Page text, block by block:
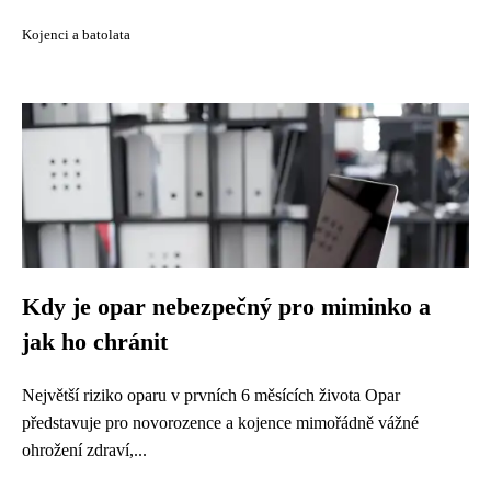
Kojenci a batolata
Kdy je opar nebezpečný pro miminko a
jak ho chránit
Největší riziko oparu v prvních 6 měsících života Opar
představuje pro novorozence a kojence mimořádně vážné
ohrožení zdraví,...